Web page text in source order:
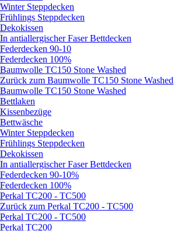
Winter Steppdecken
Frühlings Steppdecken
Dekokissen
In antiallergischer Faser Bettdecken
Federdecken 90-10
Federdecken 100%
Baumwolle TC150 Stone Washed
Zurück zum Baumwolle TC150 Stone Washed
Baumwolle TC150 Stone Washed
Bettlaken
Kissenbezüge
Bettwäsche
Winter Steppdecken
Frühlings Steppdecken
Dekokissen
In antiallergischer Faser Bettdecken
Federdecken 90-10%
Federdecken 100%
Perkal TC200 - TC500
Zurück zum Perkal TC200 - TC500
Perkal TC200 - TC500
Perkal TC200